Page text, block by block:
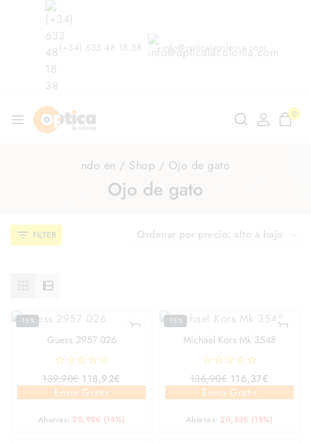
(+34) 633 48 18 38 info@opticalacolonia.com
0
ndo en / Shop / Ojo de gato
Ojo de gato
FILTER
-15%
Guess 2957 026
0
out
of
139,90€ 118,92€
Envío Gratis
Ahorras: 20,98€ (15%)
-15%
Michael Kors Mk 3548
0
out
of
136,90€ 116,37€
Envío Gratis
Ahorras: 20,53€ (15%)